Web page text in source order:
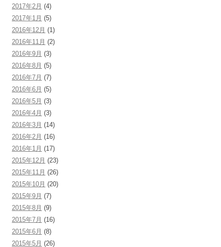
2017年2月 (4)
2017年1月 (5)
2016年12月 (1)
2016年11月 (2)
2016年9月 (3)
2016年8月 (5)
2016年7月 (7)
2016年6月 (5)
2016年5月 (3)
2016年4月 (3)
2016年3月 (14)
2016年2月 (16)
2016年1月 (17)
2015年12月 (23)
2015年11月 (26)
2015年10月 (20)
2015年9月 (7)
2015年8月 (9)
2015年7月 (16)
2015年6月 (8)
2015年5月 (26)